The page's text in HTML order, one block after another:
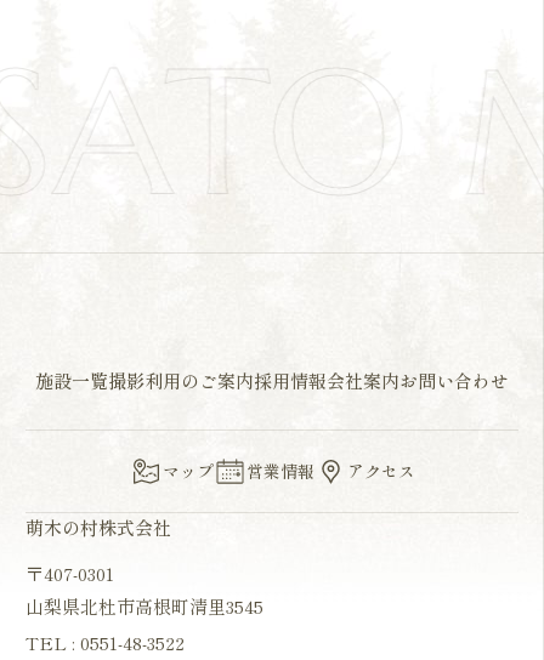
施設一覧撮影利用のご案内採用情報会社案内お問い合わせ
マップ 営業情報 アクセス
萌木の村株式会社
〒407-0301
山梨県北杜市高根町清里3545
TEL : 0551-48-3522